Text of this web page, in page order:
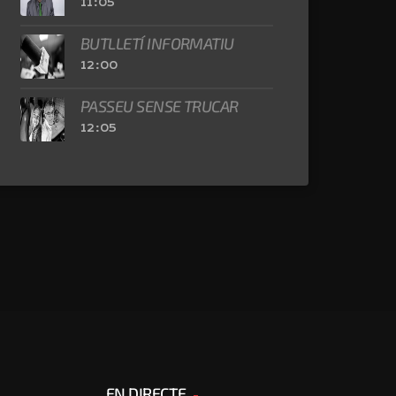
11:05
BUTLLETÍ INFORMATIU
12:00
PASSEU SENSE TRUCAR
12:05